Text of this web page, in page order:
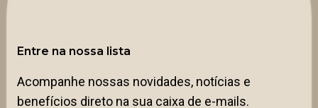
Entre na nossa lista
Acompanhe nossas novidades, notícias e
benefícios direto na sua caixa de e-mails.